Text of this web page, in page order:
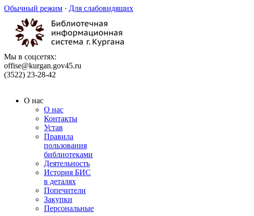
Обычный режим · Для слабовидящих
Мы в соцсетях:
offise@kurgan.gov45.ru
(3522) 23-28-42
О нас
О нас
Контакты
Устав
Правила
пользования
библиотеками
Деятельность
История БИС
в деталях
Попечители
Закупки
Персональные